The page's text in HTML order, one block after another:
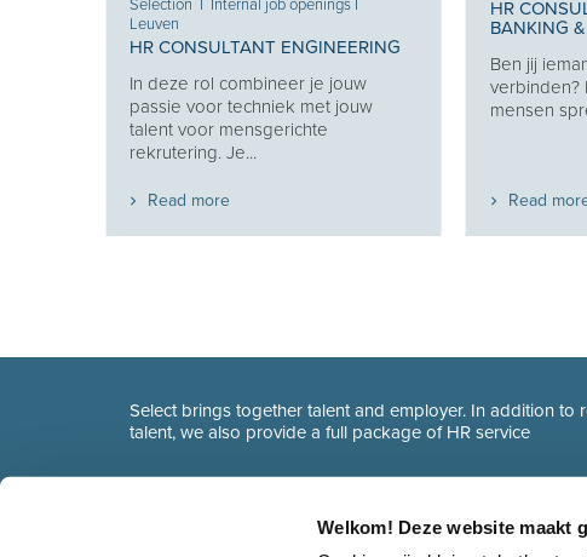
Welkom! Deze website maakt
Selection I Internal job openings I
Leuven
HR CONSULTANT ENGINEERING
In deze rol combineer je jouw
passie voor techniek met jouw
talent voor mensgerichte
rekrutering. Je...
Read more
HR
BANKING
Ben jij
verbinden?
mensen
Read
Select brings together talent and employer. In addition to
talent, we also provide a full package of HR service